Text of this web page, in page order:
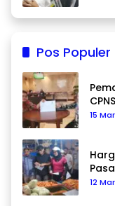
Pos Populer
15
12